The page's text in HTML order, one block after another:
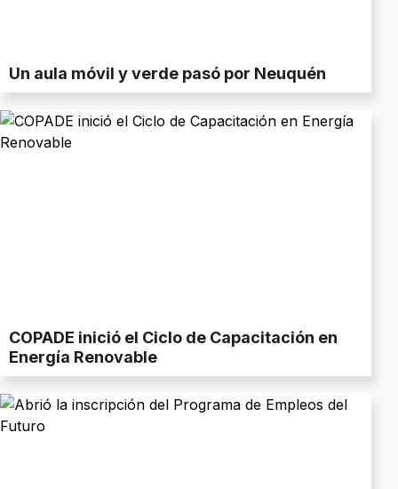
Un aula móvil y verde pasó por Neuquén
COPADE inició el Ciclo de Capacitación en
Energía Renovable